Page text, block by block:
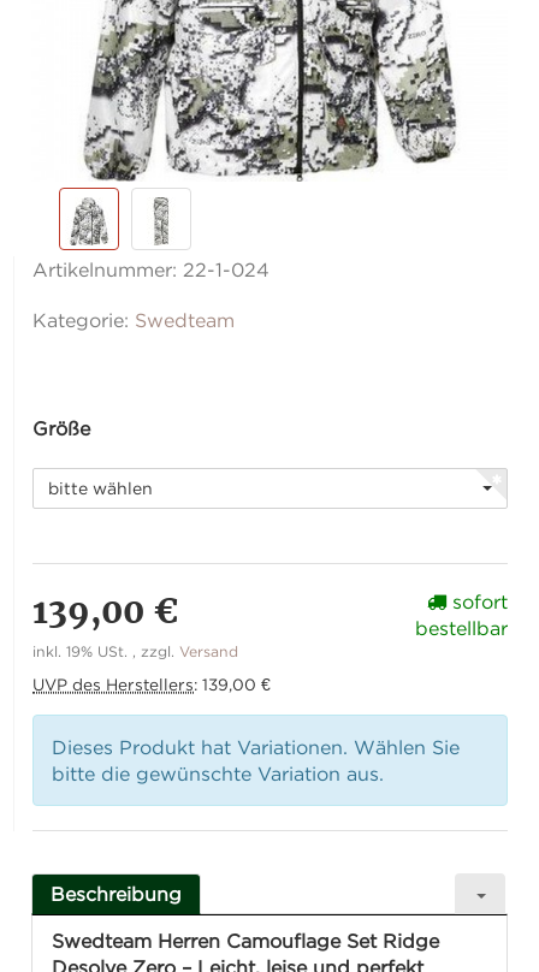
Artikelnummer: 22-1-024
Kategorie: Swedteam
Größe
bitte wählen
139,00 €
inkl. 19% USt. , zzgl.Versand
UVP des Herstellers:139,00 €
sofort
bestellbar
Dieses Produkt hat Variationen. Wählen Sie
bitte die gewünschte Variation aus.
Beschreibung
Swedteam Herren Camouflage Set Ridge
Desolve Zero – Leicht, leise und perfekt